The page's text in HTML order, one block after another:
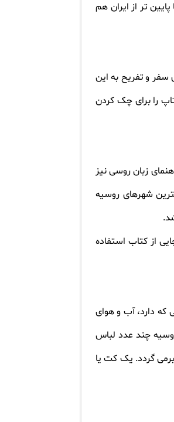
تر از ایران هم
سفر و تفریح به این
را برای چک کردن
زبان روسی نیز
شهرهای روسیه
.
از کتاب استفاده
که دارد، آب و هوای
چند عدد لباس
به خودتان برمی گردد. یک کت یا